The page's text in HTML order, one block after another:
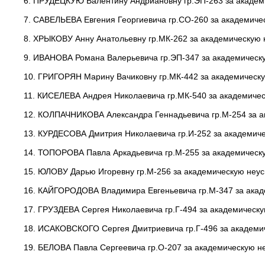
7. САВЕЛЬЕВА Евгения Георгиевича гр.СО-260 за
8. ХРЫКОВУ Анну Анатольевну гр.МК-262 за академическую
9. ИВАНОВА Романа Валерьевича гр.ЭП-347 за
10. ГРИГОРЯН Марину Вачиковну гр.МК-442 за
11. КИСЕЛЕВА Андрея Николаевича гр.МК-540 за
12. КОЛПАЧНИКОВА Александра Геннадьевича гр.М-254 за
13. КУРДЕСОВА Дмитрия Николаевича гр.И-252 за
14. ТОПОРОВА Павла Аркадьевича гр.М-255 за
15. ЮЛОВУ Дарью Игоревну гр.М-256 за академическую
16. КАЙГОРОДОВА Владимира Евгеньевича гр.М-347 за
17. ГРУЗДЕВА Сергея Николаевича гр.Г-494 за
18. ИСАКОВСКОГО Сергея Дмитриевича гр.Г-496 за
19. БЕЛОВА Павла Сергеевича гр.О-207 за академическую